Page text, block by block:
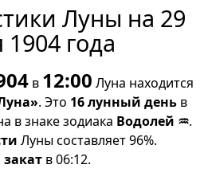
Луны на 29
года
в 12:00 Луна находится
. Это 16 лунный день в
в знаке зодиака Водолей ♒.
Луны составляет 96%.
закат в 06:12.